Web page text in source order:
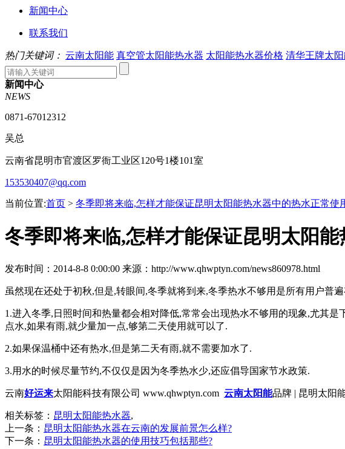
新闻中心
联系我们
热门关键词： 云南太阳能 真空管太阳能热水器 太阳能热水器价格 清华王牌太
新闻中心
NEWS
0871-67012312
吴总
云南省昆明市官渡区罗衙工业区120号1楼101室
153530407@qq.com
当前位置:首页 > 冬季即将来临,怎样才能保证昆明太阳能热水器中的热水正常使
冬季即将来临,怎样才能保证昆明太阳
发布时间：2014-8-8 0:00:00 来源：http://www.qhwptyn.com/news860978.html
虽然现在还处于初秋,但是,转眼间,冬季就将到来,冬季热水不够用是所有用户普
1.进入冬季,日照时间和热量都会相对降低,常常会出现热水不够用的现象,尤其
点水,如果有雨,就少量加一点,够第二天使用就可以了.
2.如果保温桶中还有热水,但是第二天有雨,就不需要加水了.
3.用水的时候尽量节约,不仅仅是因为冬季热水少,还应倡导国家节水政策.
云南好运来太阳能科技有限公司 www.qhwptyn.com 云南太阳能品牌 | 昆明太阳
相关标签： 昆明太阳能热水器,
上一条： 昆明太阳能热水器在云南的发展前景怎么样?
下一条： 昆明太阳能热水器的使用技巧包括那些?